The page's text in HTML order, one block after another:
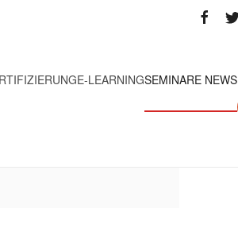
E-LEARNINGSEMINARE NEWS